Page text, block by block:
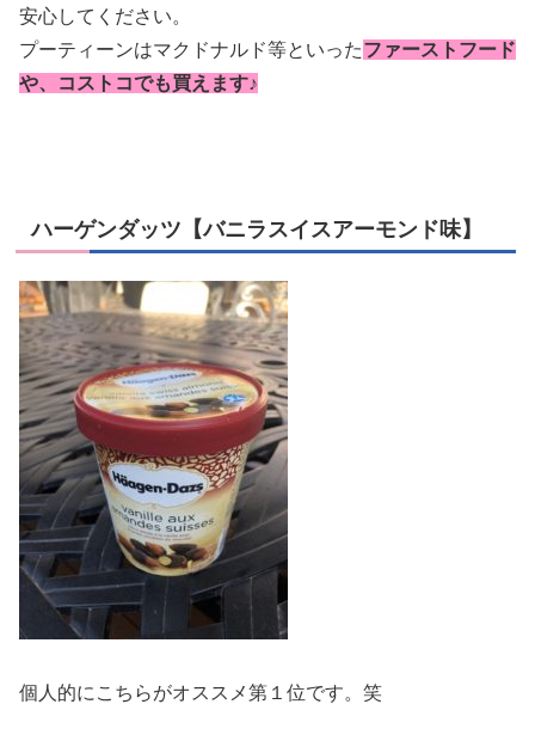
安心してください。
プーティーンはマクドナルド等といったファーストフード
や、コストコでも買えます♪
ハーゲンダッツ【バニラスイスアーモンド味】
個人的にこちらがオススメ第１位です。笑